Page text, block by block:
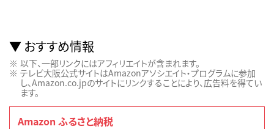
おすすめ情報
以下、一部リンクにはアフィリエイトが含まれます。
テレビ大阪公式サイトはAmazonアソシエイト・プログラムに参加
し、Amazon.co.jpのサイトにリンクすることにより、広告料を得てい
ます。
Amazon ふるさと納税